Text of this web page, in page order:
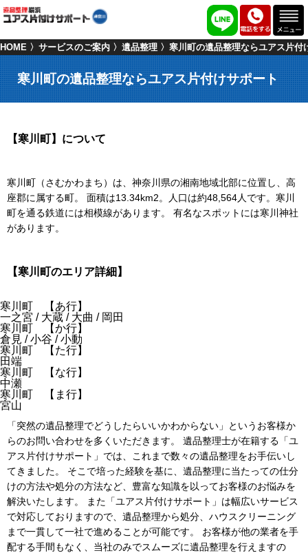
HOME サービスのご案内 遺品整理 寒川町の遺品整理ならユアス片付
寒川町の遺品整理ならユアス片付けサポート
【寒川町】について
寒川町（さむかわまち）は、神奈川県の湘南地域北部に位置し、高
座郡に属する町。 面積は13.34km2。人口は約48,564人です。寒川
町を通る鉄道には相模線があります。 有名なスポットには寒川神社
があります。
【寒川町のエリア詳細】
寒川町 【あ行】
一之宮 / 大蔵 / 大曲 / 岡田
寒川町 【か行】
倉見 / 小谷 / 小動
寒川町 【た行】
田端
寒川町 【な行】
中瀬
寒川町 【ま行】
宮山
「突然の遺品整理でどうしたらいいかわからない」というお客様か
らのお問い合わせを多くいただきます。 遺品整理士が在籍する「ユ
アス片付けサポート」では、これまで数々の遺品整理をお手伝いし
てきました。 そこで培った経験を基に、遺品整理に当たっての仕分
けの方法や処分の方法など、豊富な知識を以ってお客様のお悩みを
解決いたします。 また「ユアス片付けサポート」は幅広いサービス
で対応しておりますので、遺品整理から処分、ハウスクリーニング
まで一貫して一社で進めることが可能です。 お客様が他の業者を手
配する手間もなく、当社のみでスムーズに遺品整理を行えますの